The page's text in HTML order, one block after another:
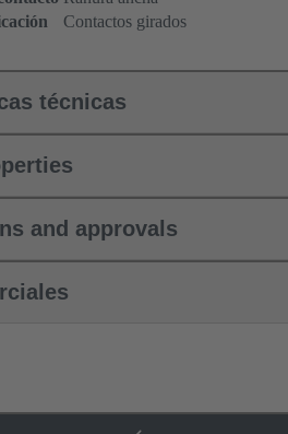
Contactos girados
técnicas
and approvals